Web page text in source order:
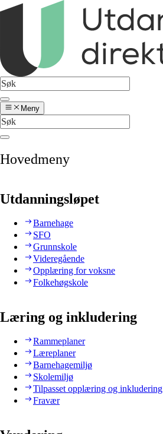
Meny
Hovedmeny
Utdanningsløpet
Barnehage
SFO
Grunnskole
Videregående
Opplæring for voksne
Folkehøgskole
Læring og inkludering
Rammeplaner
Læreplaner
Barnehagemiljø
Skolemiljø
Tilpasset opplæring og inkludering
Fravær